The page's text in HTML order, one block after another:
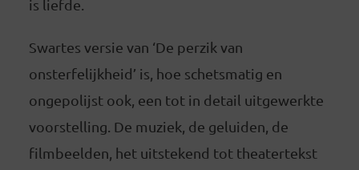
is liefde.
Swartes versie van ‘De perzik van
onsterfelijkheid’ is, hoe schetsmatig en
ongepolijst ook, een tot in detail uitgewerkte
voorstelling. De muziek, de geluiden, de
filmbeelden, het uitstekend tot theatertekst